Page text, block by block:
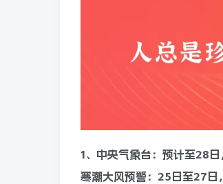
1、中央气象台：预计至28
寒潮大风预警：25日至27